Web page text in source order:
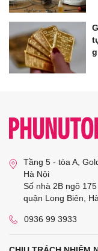
Tầng 5 - tòa A,
Hà Nội
Số nhà 2B ngõ
quận Long Biên,
0936 99 3933